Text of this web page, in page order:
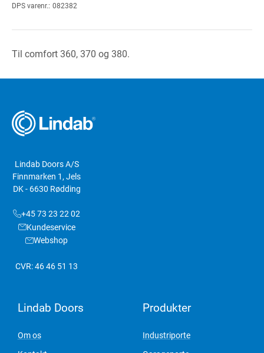
DPS varenr.: 082382
Til comfort 360, 370 og 380.
Lindab Doors A/S
Finnmarken 1, Jels
DK - 6630 Rødding
+45 73 23 22 02
Kundeservice
Webshop
CVR: 46 46 51 13
Lindab Doors
Om os
Produkter
Industriporte